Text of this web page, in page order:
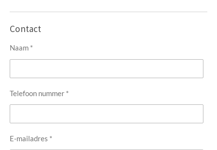
Contact
Naam *
Telefoon nummer *
E-mailadres *